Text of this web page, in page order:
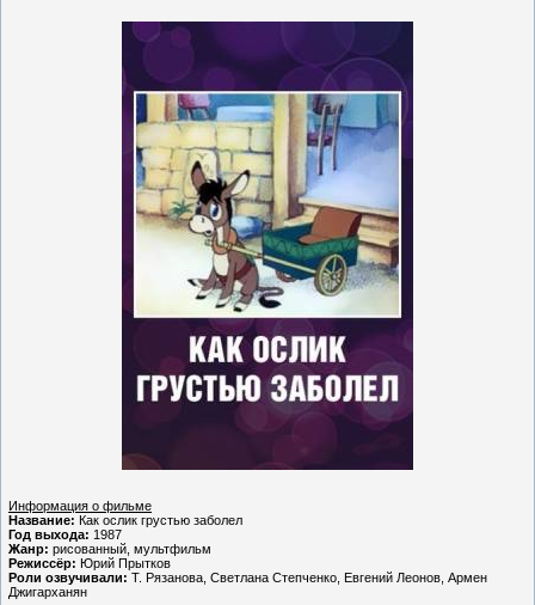
Информация о фильме
Название: Как ослик грустью заболел
Год выхода: 1987
Жанр: рисованный, мультфильм
Режиссёр: Юрий Прытков
Роли озвучивали: Т. Рязанова, Светлана Степченко, Евгений Леонов, Армен
Джигарханян